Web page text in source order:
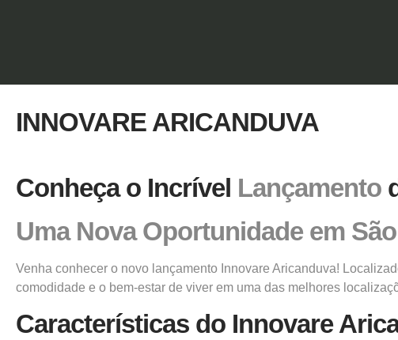
INNOVARE ARICANDUVA
Conheça o Incrível Lançamento
Uma Nova Oportunidade em
Venha conhecer o novo lançamento Innovare Aricanduva!
comodidade e o bem-estar de viver em uma das melhores
Características do Innovare